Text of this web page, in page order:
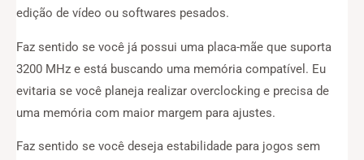
edição de vídeo ou softwares pesados.
Faz sentido se você já possui uma placa-mãe que suporta
3200 MHz e está buscando uma memória compatível. Eu
evitaria se você planeja realizar overclocking e precisa de
uma memória com maior margem para ajustes.
Faz sentido se você deseja estabilidade para jogos sem